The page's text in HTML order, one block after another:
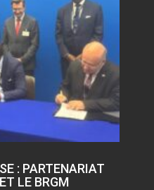
: PARTENARIAT
LE BRGM